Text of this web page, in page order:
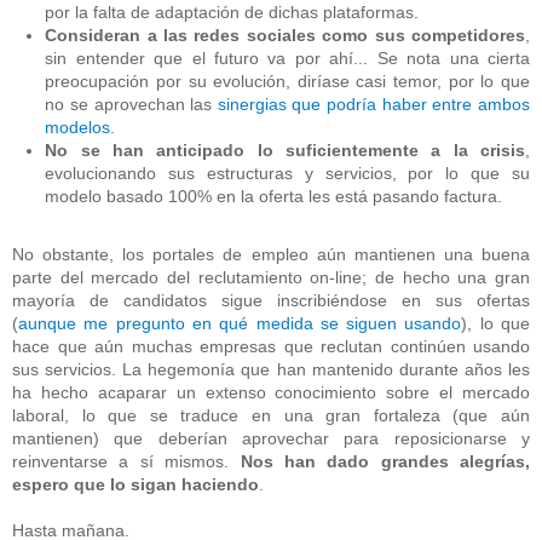
por la falta de adaptación de dichas plataformas.
Consideran a las redes sociales como sus competidores
sin entender que el futuro va por ahí... Se nota una cierta
preocupación por su evolución, diríase casi temor, por lo que
no se aprovechan las sinergias que podría haber entre ambos
modelos
No se han anticipado lo suficientemente a la crisis
evolucionando sus estructuras y servicios, por lo que su
modelo basado 100% en la oferta les está pasando factura.
No obstante, los portales de empleo aún mantienen una buena
parte del mercado del reclutamiento on-line; de hecho una gran
mayoría de candidatos sigue inscribiéndose en sus ofertas
(aunque me pregunto en qué medida se siguen usando), lo que
hace que aún muchas empresas que reclutan continúen usando
sus servicios. La hegemonía que han mantenido durante años les
ha hecho acaparar un extenso conocimiento sobre el mercado
laboral, lo que se traduce en una gran fortaleza (que aún
mantienen) que deberían aprovechar para reposicionarse y
reinventarse a sí mismos. Nos han dado grandes alegrías,
espero que lo sigan haciendo
Hasta mañana.